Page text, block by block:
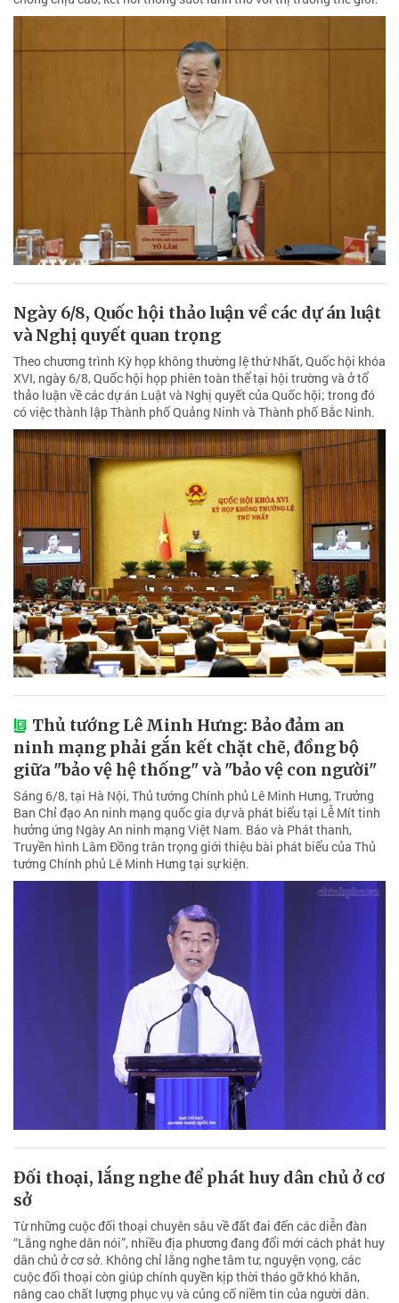
Ngày 6/8, Quốc hội thảo luận về các dự án luật
và Nghị quyết quan trọng
Theo chương trình Kỳ họp không thường lệ thứ Nhất, Quốc hội khóa
XVI, ngày 6/8, Quốc hội họp phiên toàn thể tại hội trường và ở tổ
thảo luận về các dự án Luật và Nghị quyết của Quốc hội; trong đó
có việc thành lập Thành phố Quảng Ninh và Thành phố Bắc Ninh.
Thủ tướng Lê Minh Hưng: Bảo đảm an
ninh mạng phải gắn kết chặt chẽ, đồng bộ
giữa "bảo vệ hệ thống" và "bảo vệ con người"
Sáng 6/8, tại Hà Nội, Thủ tướng Chính phủ Lê Minh Hưng, Trưởng
Ban Chỉ đạo An ninh mạng quốc gia dự và phát biểu tại Lễ Mít tinh
hưởng ứng Ngày An ninh mạng Việt Nam. Báo và Phát thanh,
Truyền hình Lâm Đồng trân trọng giới thiệu bài phát biểu của Thủ
tướng Chính phủ Lê Minh Hưng tại sự kiện.
Đối thoại, lắng nghe để phát huy dân chủ ở cơ
sở
Từ những cuộc đối thoại chuyên sâu về đất đai đến các diễn đàn
“Lắng nghe dân nói”, nhiều địa phương đang đổi mới cách phát huy
dân chủ ở cơ sở. Không chỉ lắng nghe tâm tư, nguyện vọng, các
cuộc đối thoại còn giúp chính quyền kịp thời tháo gỡ khó khăn,
nâng cao chất lượng phục vụ và củng cố niềm tin của người dân.